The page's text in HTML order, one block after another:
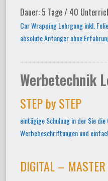
Dauer: 5 Tage / 40
Car Wrapping Lehrgang inkl.
absolute Anfänger ohne
Werbetechnik
STEP by STEP
eintägige Schulung in der Sie
Werbebeschriftungen und
DIGITAL – MASTER